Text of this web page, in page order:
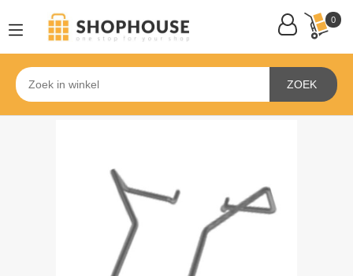
0
ZOEK